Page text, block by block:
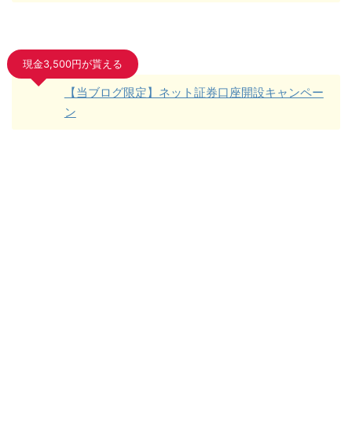
現金3,500円が貰える
【当ブログ限定】ネット証券口座開設キャンペー
ン